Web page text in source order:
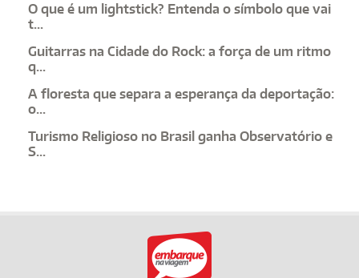
O que é um lightstick? Entenda o símbolo que vai
t...
Guitarras na Cidade do Rock: a força de um ritmo
q...
A floresta que separa a esperança da deportação:
o...
Turismo Religioso no Brasil ganha Observatório e
S...